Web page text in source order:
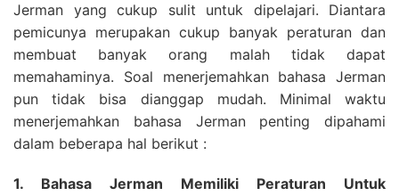
Jerman yang cukup sulit untuk dipelajari. Diantara
pemicunya merupakan cukup banyak peraturan dan
membuat banyak orang malah tidak dapat
memahaminya. Soal menerjemahkan bahasa Jerman
pun tidak bisa dianggap mudah. Minimal waktu
menerjemahkan bahasa Jerman penting dipahami
dalam beberapa hal berikut :
1. Bahasa Jerman Memiliki Peraturan Untuk